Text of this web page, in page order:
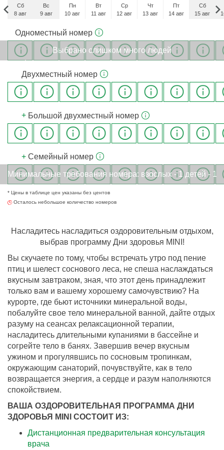
Сб
8 авг
Вс
9 авг
Пн
10 авг
Вт
11 авг
Ср
12 авг
Чт
13 авг
Пт
14 авг
Сб
15 авг
5 сенОдноместный номер
Выбрано слишком много людей
x
Двухместный номер
+ Большой двухместный номер
+ Семейный номер
Минимальные требования номерa: взослых - 1 детей - 1
266€
* Цены в таблице цен указаны без центов
Осталось небольшое количество номеров
Насладитесь насладиться оздоровительным отдыхом,
выбрав программу Дни здоровья MINI!
Вы скучаете по тому, чтобы встречать утро под пение
птиц и шелест соснового леса, не спеша наслаждаться
вкусным завтраком, зная, что этот день принадлежит
только вам и вашему хорошему самочувствию? На
курорте, где бьют источники минеральной воды,
побалуйте свое тело минеральной ванной, дайте отдых
разуму на сеансах релаксационной терапии,
насладитесь длительными купаниями в бассейне и
согрейте тело в банях. Завершив вечер вкусным
ужином и прогулявшись по сосновым тропинкам,
окружающим санаторий, почувствуйте, как в тело
возвращается энергия, а сердце и разум наполняются
спокойствием.
ВАША ОЗДОРОВИТЕЛЬНАЯ ПРОГРАММА ДНИ
ЗДОРОВЬЯ MINI СОСТОИТ ИЗ:
Дистанционная предварительная консультация
врача